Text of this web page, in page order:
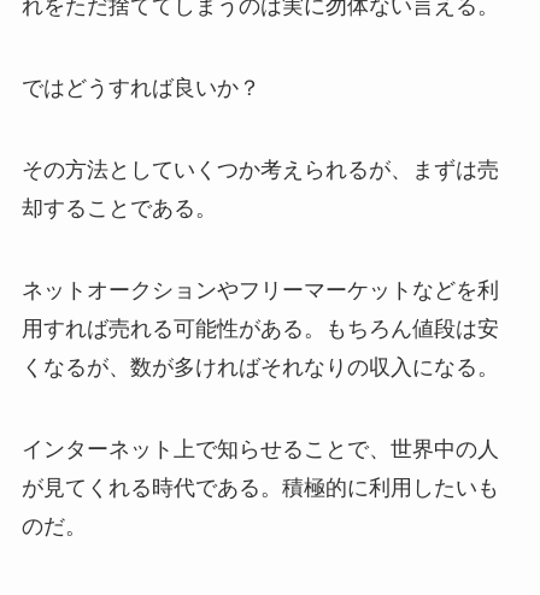
れをただ捨ててしまうのは実に勿体ない言える。
ではどうすれば良いか？
その方法としていくつか考えられるが、まずは売
却することである。
ネットオークションやフリーマーケットなどを利
用すれば売れる可能性がある。もちろん値段は安
くなるが、数が多ければそれなりの収入になる。
インターネット上で知らせることで、世界中の人
が見てくれる時代である。積極的に利用したいも
のだ。